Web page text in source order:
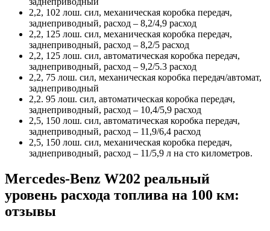
2,2, 102 лош. сил, механическая коробка передач,
заднеприводный, расход – 8,2/4,9 расход
2,2, 125 лош. сил, механическая коробка передач,
заднеприводный, расход – 8,2/5 расход
2,2, 125 лош. сил, автоматическая коробка передач,
заднеприводный, расход – 9,2/5.3 расход
2,2, 75 лош. сил, механическая коробка передач/автомат,
заднеприводный
2,2. 95 лош. сил, автоматическая коробка передач,
заднеприводный, расход – 10,4/5,9 расход
2,5, 150 лош. сил, автоматическая коробка передач,
заднеприводный, расход – 11,9/6,4 расход
2,5, 150 лош. сил, механическая коробка передач,
заднеприводный, расход – 11/5,9 л на сто километров.
Mercedes-Benz W202 реальный
уровень расхода топлива на 100 км:
отзывы